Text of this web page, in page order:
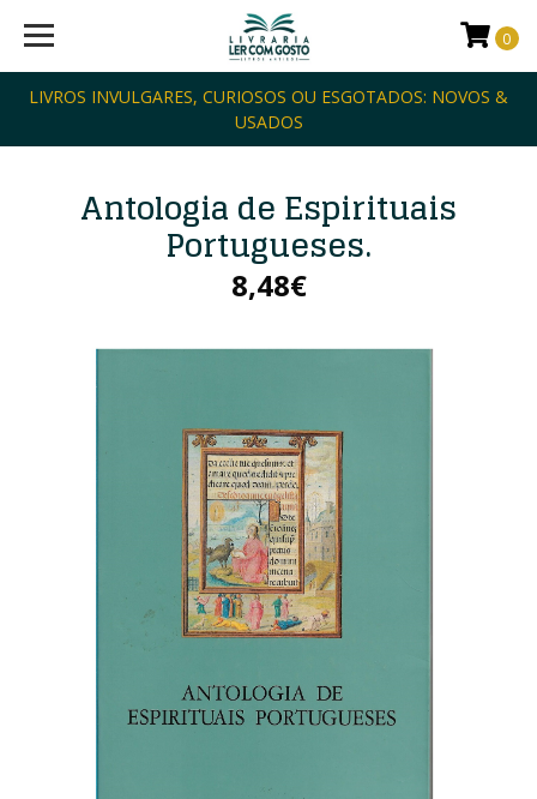
LIVROS INVULGARES, CURIOSOS OU ESGOTADOS: NOVOS &
USADOS
0
Antologia de Espirituais
Portugueses.
8,48€